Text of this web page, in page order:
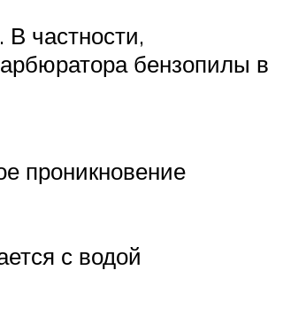
В частности,
бензопилы в
проникновение
с водой